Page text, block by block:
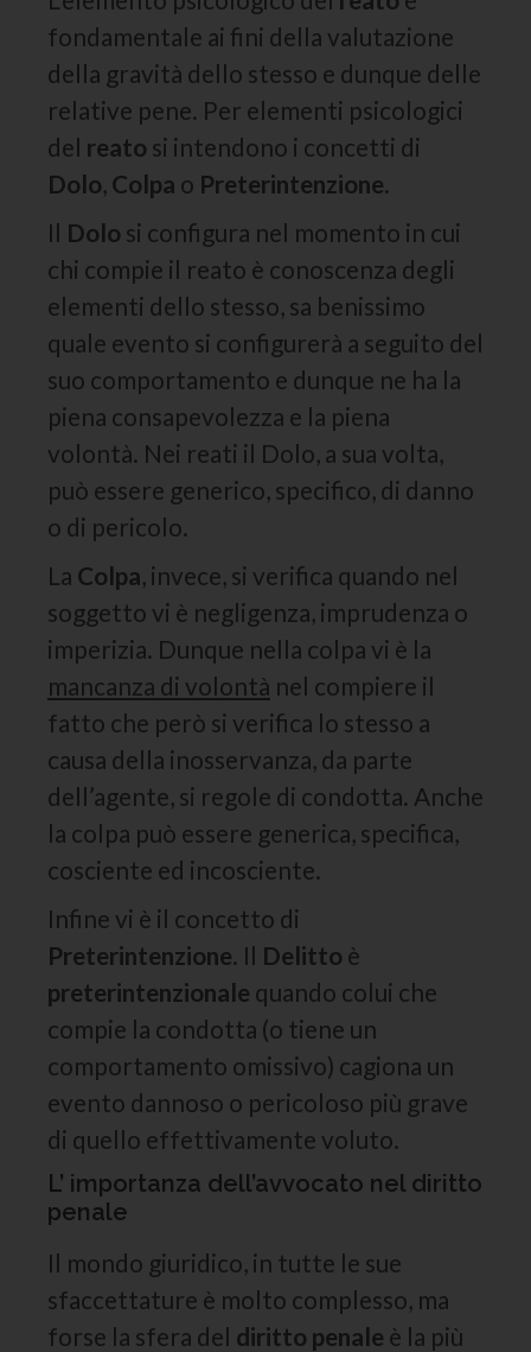
fondamentale ai fini della valutazione
della gravità dello stesso e dunque delle
relative pene. Per elementi psicologici
del reato si intendono i concetti di
Dolo, Colpa o Preterintenzione.
Il Dolo si configura nel momento in cui
chi compie il reato è conoscenza degli
elementi dello stesso, sa benissimo
quale evento si configurerà a seguito del
suo comportamento e dunque ne ha la
piena consapevolezza e la piena
volontà. Nei reati il Dolo, a sua volta,
può essere generico, specifico, di danno
o di pericolo.
La Colpa, invece, si verifica quando nel
soggetto vi è negligenza, imprudenza o
imperizia. Dunque nella colpa vi è la
mancanza di volontà nel compiere il
fatto che però si verifica lo stesso a
causa della inosservanza, da parte
dell’agente, si regole di condotta. Anche
la colpa può essere generica, specifica,
cosciente ed incosciente.
Infine vi è il concetto di
Preterintenzione. Il Delitto è
preterintenzionale quando colui che
compie la condotta (o tiene un
comportamento omissivo) cagiona un
evento dannoso o pericoloso più grave
di quello effettivamente voluto.
L’ importanza dell’avvocato nel diritto
penale
Il mondo giuridico, in tutte le sue
sfaccettature è molto complesso, ma
forse la sfera del diritto penale è la più